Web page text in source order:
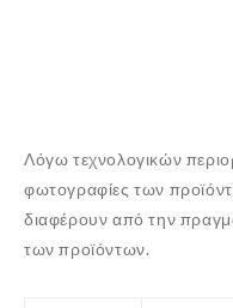
Λόγω τεχνολογικών
φωτογραφίες των
διαφέρουν από την
των προϊόντων.